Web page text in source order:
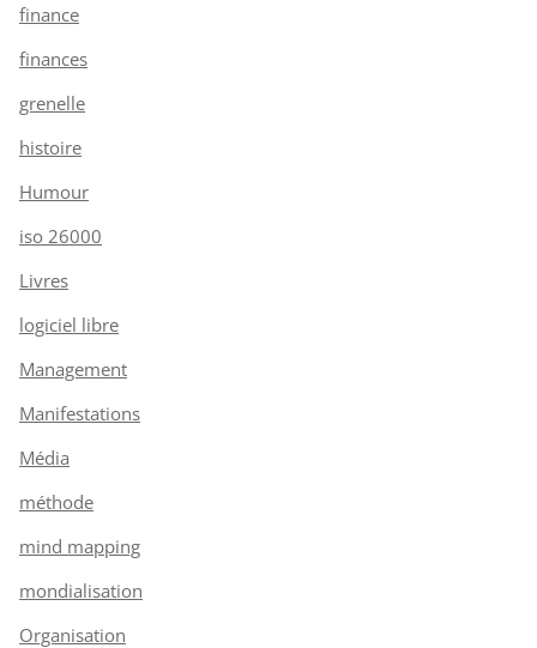
finance
finances
grenelle
histoire
Humour
iso 26000
Livres
logiciel libre
Management
Manifestations
Média
méthode
mind mapping
mondialisation
Organisation